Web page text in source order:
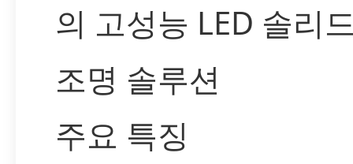
의 고성능 LED 솔리
조명 솔루션
주요 특징